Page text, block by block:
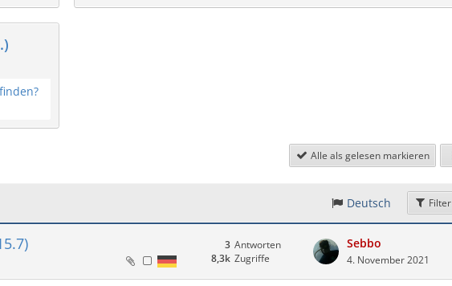
Alle als gelesen markieren
Deutsch Filter
Antworten
3
Zugriffe
8,3k
Sebbo
4. November 2021